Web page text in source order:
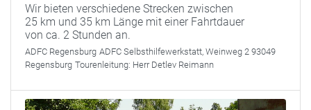
Wir bieten verschiedene Strecken zwischen
25 km und 35 km Länge mit einer Fahrtdauer
von ca. 2 Stunden an.
ADFC Regensburg ADFC Selbsthilfewerkstatt, Weinweg 2 93049
Regensburg Tourenleitung: Herr Detlev Reimann